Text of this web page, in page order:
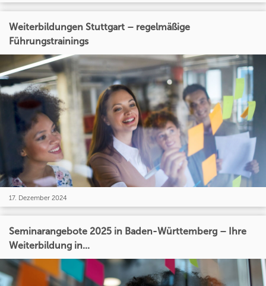
Weiterbildungen Stuttgart – regelmäßige
Führungstrainings
17. Dezember 2024
Seminarangebote 2025 in Baden-Württemberg – Ihre
Weiterbildung in...